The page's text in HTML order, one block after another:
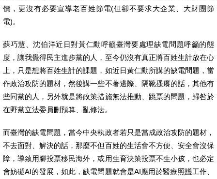
價，更沒有必要宣導老百姓節電(但卻不要求大企業、大財團節
電)。
蘇巧慧、沈伯洋近日對黃仁勳呼籲臺灣要處理缺電問題呼籲的態
度，讓我覺得民主進步黨的人，至今仍沒有真正將百姓生計放在心
上，只是想將百姓生計的課題，如近日黃仁勳所講的缺電問題，當
作政治攻防的題材，然後講一些不著邊際、隔靴搔癢的話，其他有
些同黨的人，另外就是將政策措施無法推動、跳票的問題，歸咎於
在野黨立法委員刪預算、亂修法。
而臺灣的缺電問題，當今中央執政者若只是當成政治攻防的題材，
不去面對、解決的話，那麼不但百姓的生活會不方便、安全會沒保
障，導致用腳投票移民海外，或用生育決策投票不生小孩，也必定
會妨礙AI的發展，如此，缺電問題就會是AI應用於醫療照護工作、